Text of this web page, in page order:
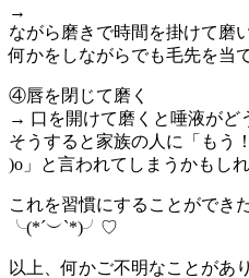
→
ながら磨きで時間を掛けて磨
何かをしながらでも毛先を当
④唇を閉じて磨く
→ 口を開けて磨くと唾液がど
そうすると家族の人に「もう
)o」と言われてしまうかもし
これを習慣にすることができ
╰(*´︶`*)╯♡
以上、何かご不明なことがあ